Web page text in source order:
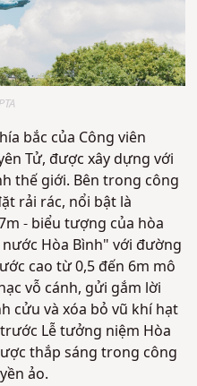
bắc của Công viên
Tử, được xây dựng với
thế giới. Bên trong công
rải rác, nổi bật là
- biểu tượng của hòa
Hòa Bình" với đường
cao từ 0,5 đến 6m mô
vỗ cánh, gửi gắm lời
cửu và xóa bỏ vũ khí hạt
Lễ tưởng niệm Hòa
thắp sáng trong công
ảo.